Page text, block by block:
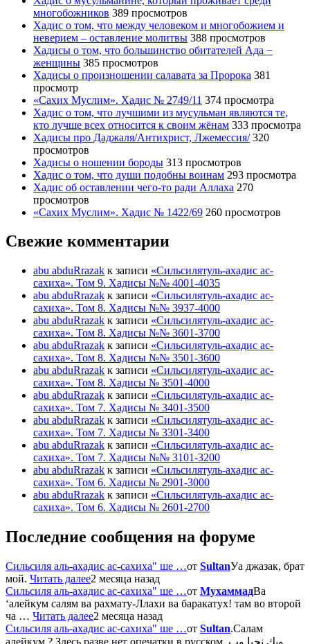
многобожников 389 просмотров
Хадис о том, что между человеком и многобожием и
неверием – оставление молитвы 388 просмотров
Хадисы о том, что большинство обитателей Ада −
женщины 385 просмотров
Хадисы о произношении салавата за Пророка 381
просмотр
«Сахих Муслим». Хадис № 2749/11 374 просмотра
Хадис о том, что лучшими из мусульман являются те,
кто лучше всех относится к своим жёнам 333 просмотра
Хадисы про Даджаля/Антихрист, Лжемессия/ 320
просмотров
Хадисы о ношении бороды 313 просмотров
Хадис о том, что души подобны воинам 293 просмотра
Хадис об оставлении чего-то ради Аллаха 270
просмотров
«Сахих Муслим». Хадис № 1422/69 260 просмотров
Свежие комментарии
abu abduRrazak к записи «Сильсилятуль-ахадис ас-
сахиха». Том 9. Хадисы №№ 4001-4035
abu abduRrazak к записи «Сильсилятуль-ахадис ас-
сахиха». Том 8. Хадисы №№ 3937-4000
abu abduRrazak к записи «Сильсилятуль-ахадис ас-
сахиха». Том 8. Хадисы №№ 3601-3700
abu abduRrazak к записи «Сильсилятуль-ахадис ас-
сахиха». Том 8. Хадисы №№ 3501-3600
abu abduRrazak к записи «Сильсилятуль-ахадис ас-
сахиха». Том 8. Хадисы № 3501-4000
abu abduRrazak к записи «Сильсилятуль-ахадис ас-
сахиха». Том 7. Хадисы № 3401-3500
abu abduRrazak к записи «Сильсилятуль-ахадис ас-
сахиха». Том 7. Хадисы № 3301-3400
abu abduRrazak к записи «Сильсилятуль-ахадис ас-
сахиха». Том 7. Хадисы №№ 3101-3200
abu abduRrazak к записи «Сильсилятуль-ахадис ас-
сахиха». Том 6. Хадисы № 2901-3000
abu abduRrazak к записи «Сильсилятуль-ахадис ас-
сахиха». Том 6. Хадисы № 2601-2700
Последние сообщения на форуме
Сильсиля аль-ахадис ас-сахиха" ше …от SultanУа джазак, брат
мой. Читать далее2 месяца назад
Сильсиля аль-ахадис ас-сахиха" ше …от МухаммадВа
‘алейкум салям ва рахмату-Ллахи ва баракатух! там во второй
ча … Читать далее2 месяца назад
Сильсиля аль-ахадис ас-сахиха" ше …от Sultan.Салам